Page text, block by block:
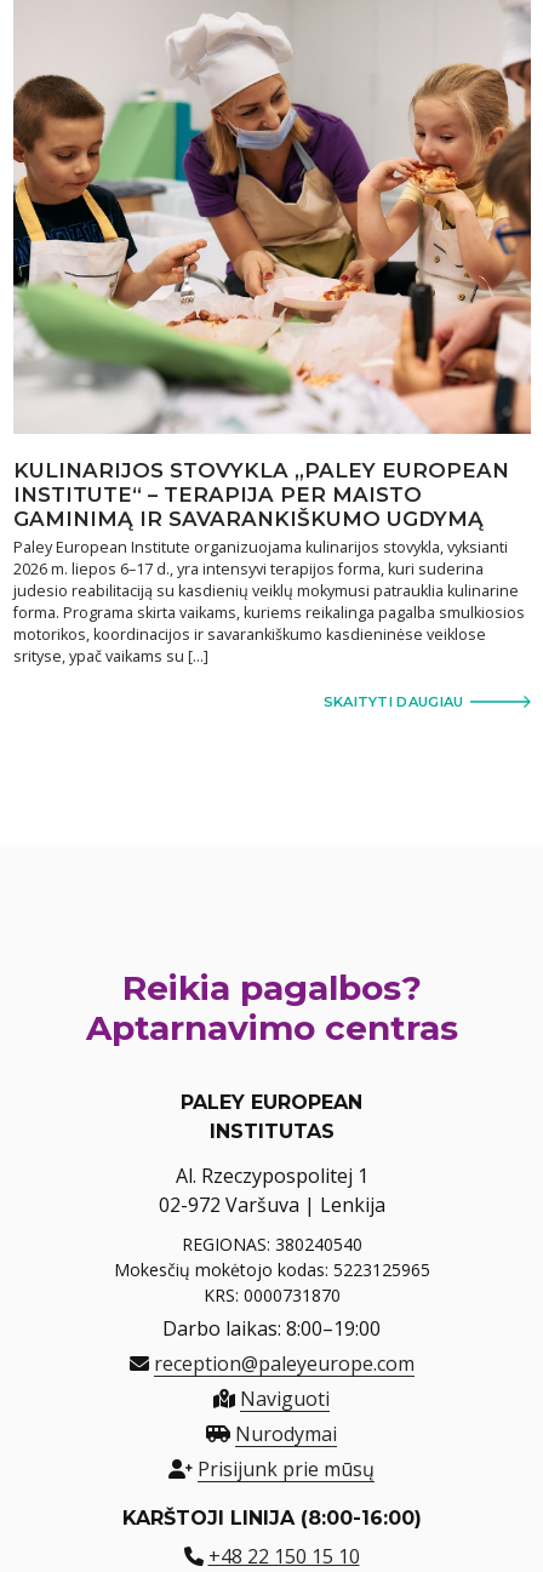
KULINARIJOS STOVYKLA „PALEY EUROPEAN
INSTITUTE“ – TERAPIJA PER MAISTO
GAMINIMĄ IR SAVARANKIŠKUMO UGDYMĄ
Paley European Institute organizuojama kulinarijos stovykla, vyksianti
2026 m. liepos 6–17 d., yra intensyvi terapijos forma, kuri suderina
judesio reabilitaciją su kasdienių veiklų mokymusi patrauklia kulinarine
forma. Programa skirta vaikams, kuriems reikalinga pagalba smulkiosios
motorikos, koordinacijos ir savarankiškumo kasdieninėse veiklose
srityse, ypač vaikams su […]
SKAITYTI DAUGIAU
Reikia pagalbos?
Aptarnavimo centras
PALEY EUROPEAN
INSTITUTAS
Al. Rzeczypospolitej 1
02-972 Varšuva | Lenkija
REGIONAS: 380240540
Mokesčių mokėtojo kodas: 5223125965
KRS: 0000731870
Darbo laikas: 8:00–19:00
reception@paleyeurope.com
Naviguoti
Nurodymai
Prisijunk prie mūsų
KARŠTOJI LINIJA (8:00-16:00)
+48 22 150 15 10